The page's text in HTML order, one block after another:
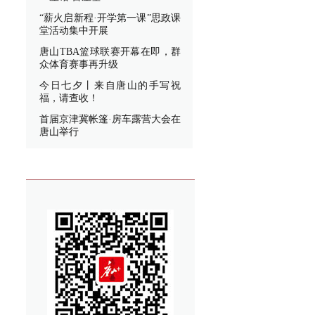
“薪火启新程·开学第一课”思政课
堂活动集中开展
唐山TBA篮球联赛开幕在即，群
众体育赛事再升级
今日七夕丨来自唐山的手写祝
福，请查收！
首届京津冀帐篷·房车露营大会在
唐山举行